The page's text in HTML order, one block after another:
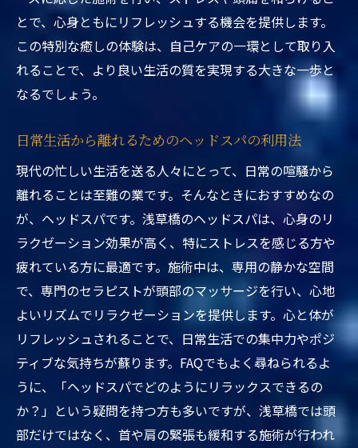
とで、心身ともにリフレッシュする機会を提供します。
この特別な癒しの体験は、自己ケアの一環として取り入
れることで、より良い生活の質を実現する大きな一歩と
なるでしょう。
日常生活から離れるためのヘッドスパの利用法
現代の忙しい生活を送る人々にとって、日常の喧騒から
離れることは至難の業です。そんなときにおすすめなの
が、ヘッドスパです。浅草橋のヘッドスパは、心身のリ
ラクゼーション効果が高く、特にストレスを感じる方や
疲れている方に最適です。施術中は、専用の静かな空間
で、専門のセラピストが頭部のマッサージを行い、心地
よいリズムでリラクゼーションを提供します。心と体が
リフレッシュされることで、日常生活での集中力やポジ
ティブな気持ちが蘇ります。FAQでもよく尋ねられるよ
うに、「ヘッドスパでどのようにリラックスできるの
か？」という疑問を持つ方も多いですが、浅草橋では頭
部だけではなく、首や肩の緊張も緩和する施術が行われ